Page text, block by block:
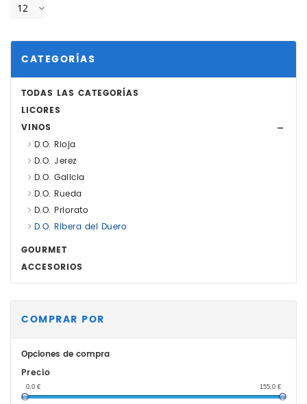
12
CATEGORÍAS
TODAS LAS CATEGORÍAS
LICORES
VINOS
D.O. Rioja
D.O. Jerez
D.O. Galicia
D.O. Rueda
D.O. Priorato
D.O. Ribera del Duero
GOURMET
ACCESORIOS
COMPRAR POR
Opciones de compra
Precio
0,0 € 155,0 €